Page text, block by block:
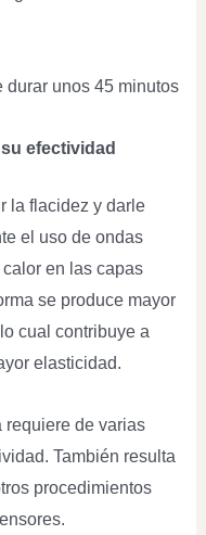
unos 45 minutos
efectividad
la flacidez y darle
el uso de ondas
en las capas
se produce mayor
cual contribuye a
elasticidad.
requiere de varias
También resulta
procedimientos